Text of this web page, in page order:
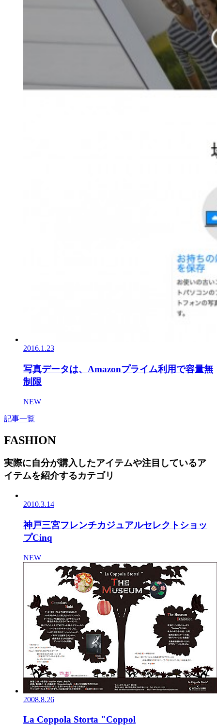
2016.1.23
写真データは、Amazonプライム利用で容量無
制限
NEW
記事一覧
FASHION
実際に自分が購入したアイテムや注目しているア
イテムを紹介するカテゴリ
2010.3.14
神戸三宮フレンチカジュアルセレクトショッ
プCinq
NEW
2008.8.26
La Coppola Storta "Coppol